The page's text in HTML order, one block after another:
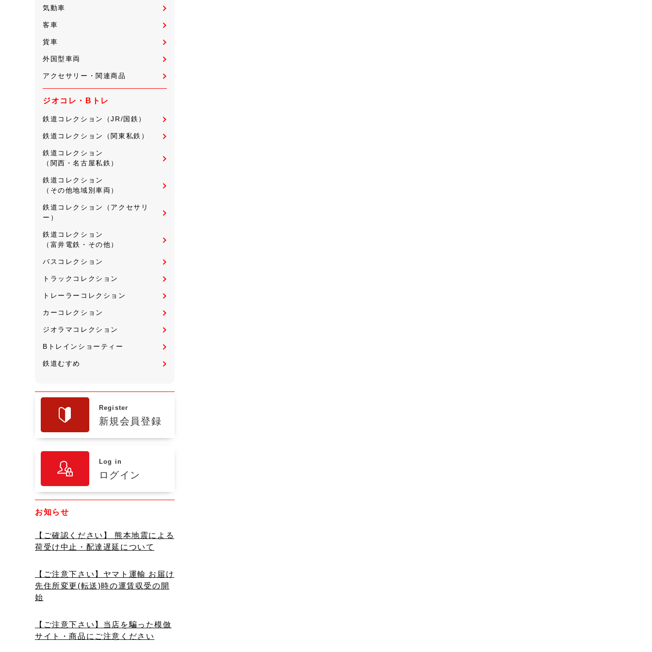
気動車
客車
貨車
外国型車両
アクセサリー・関連商品
ジオコレ・Bトレ
鉄道コレクション（JR/国鉄）
鉄道コレクション（関東私鉄）
鉄道コレクション
（関西・名古屋私鉄）
鉄道コレクション
（その他地域別車両）
鉄道コレクション（アクセサリ
ー）
鉄道コレクション
（富井電鉄・その他）
バスコレクション
トラックコレクション
トレーラーコレクション
カーコレクション
ジオラマコレクション
Bトレインショーティー
鉄道むすめ
Register
新規会員登録
Log in
ログイン
お知らせ
【ご確認ください】 熊本地震による
荷受け中止・配達遅延について
【ご注意下さい】ヤマト運輸 お届け
先住所変更(転送)時の運賃収受の開
始
【ご注意下さい】当店を騙った模倣
サイト・商品にご注意ください